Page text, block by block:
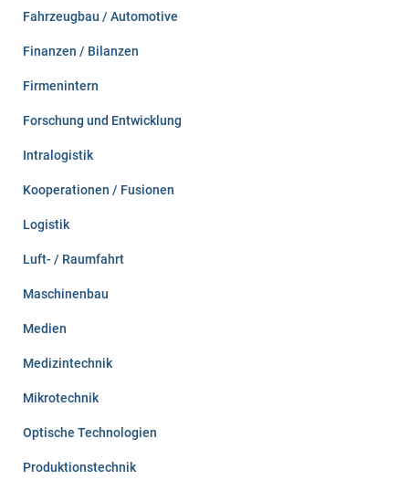
Fahrzeugbau / Automotive
Finanzen / Bilanzen
Firmenintern
Forschung und Entwicklung
Intralogistik
Kooperationen / Fusionen
Logistik
Luft- / Raumfahrt
Maschinenbau
Medien
Medizintechnik
Mikrotechnik
Optische Technologien
Produktionstechnik